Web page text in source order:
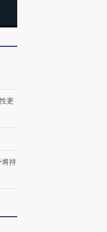
度Z世代 用街头抗争将教
育部长拱下台
【商旅对话】华住集团
CFO：不靠规模取胜，华
更
将持